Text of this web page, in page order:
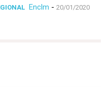
Enclm - 20/01/2020